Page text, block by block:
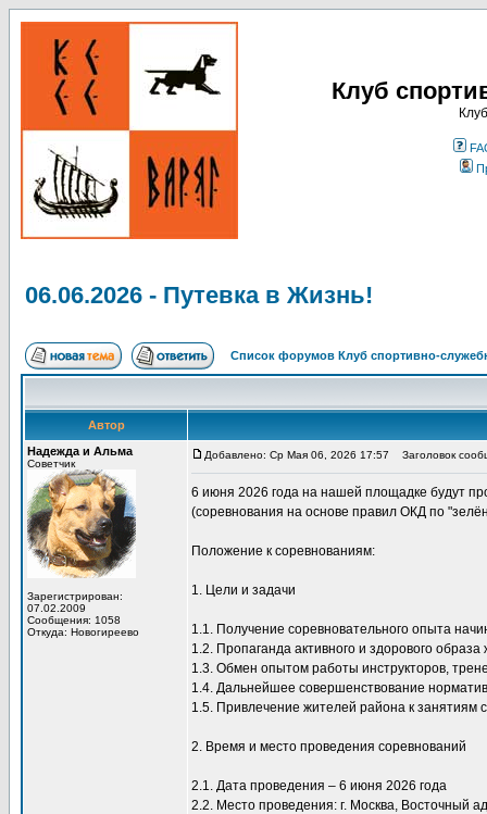
Клуб
06.06.2026 - Путевка в Жизнь!
Список форумов Клуб спортивно-
Автор
Надежда и Альма
Советчик
Зарегистрирован:
07.02.2009
Сообщения: 1058
Откуда: Новогиреево
Добавлено: Ср Мая 06, 2026 17:57 Заголовок
6 июня 2026 года на нашей площадке будут
(соревнования на основе правил ОКД по
Положение к соревнованиям:
1. Цели и задачи
1.1. Получение соревновательного опыта
1.2. Пропаганда активного и здорового образа
1.3. Обмен опытом работы инструкторов,
1.4. Дальнейшее совершенствование
1.5. Привлечение жителей района к занятиям
2. Время и место проведения соревнований
2.1. Дата проведения – 6 июня 2026 года
2.2. Место проведения: г. Москва, Восточный